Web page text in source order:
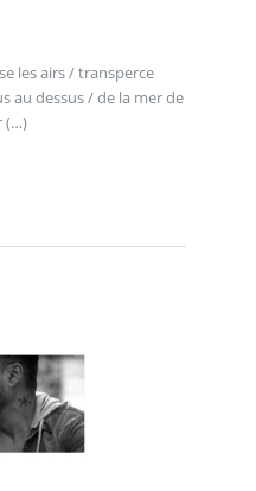
les airs / transperce
au dessus / de la mer de
(…)